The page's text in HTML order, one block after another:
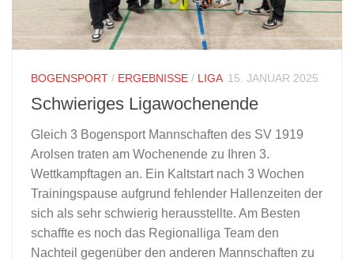
BOGENSPORT / ERGEBNISSE / LIGA 15. JANUAR 2025
Schwieriges Ligawochenende
Gleich 3 Bogensport Mannschaften des SV 1919
Arolsen traten am Wochenende zu Ihren 3.
Wettkampftagen an. Ein Kaltstart nach 3 Wochen
Trainingspause aufgrund fehlender Hallenzeiten der
sich als sehr schwierig herausstellte. Am Besten
schaffte es noch das Regionalliga Team den
Nachteil gegenüber den anderen Mannschaften zu